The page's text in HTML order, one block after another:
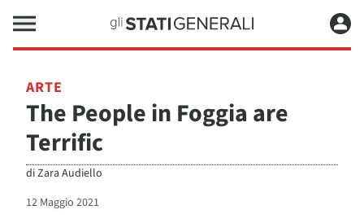
ARTE
The People in Foggia are
Terrific
diZara Audiello
12 Maggio 2021